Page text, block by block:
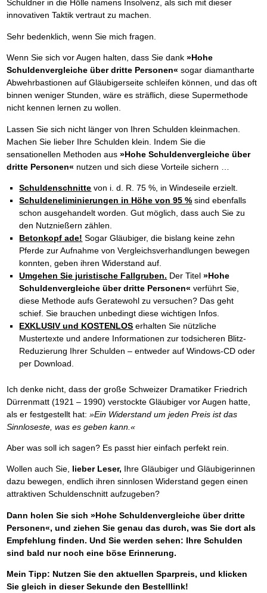
Schuldner in die Hölle namens Insolvenz, als sich mit dieser
innovativen Taktik vertraut zu machen.
Sehr bedenklich, wenn Sie mich fragen.
Wenn Sie sich vor Augen halten, dass Sie dank »Hohe
Schuldenvergleiche über dritte Personen« sogar diamantharte
Abwehrbastionen auf Gläubigerseite schleifen können, und das oft
binnen weniger Stunden, wäre es sträflich, diese Supermethode
nicht kennen lernen zu wollen.
Lassen Sie sich nicht länger von Ihren Schulden kleinmachen.
Machen Sie lieber Ihre Schulden klein. Indem Sie die
sensationellen Methoden aus »Hohe Schuldenvergleiche über
dritte Personen« nutzen und sich diese Vorteile sichern …
Schuldenschnitte von i. d. R. 75 %, in Windeseile erzielt.
Schuldeneliminierungen in Höhe von 95 % sind ebenfalls
schon ausgehandelt worden. Gut möglich, dass auch Sie zu
den Nutznießern zählen.
Betonkopf ade! Sogar Gläubiger, die bislang keine zehn
Pferde zur Aufnahme von Vergleichsverhandlungen bewegen
konnten, geben ihren Widerstand auf.
Umgehen Sie juristische Fallgruben. Der Titel»Hohe
Schuldenvergleiche über dritte Personen« verführt Sie,
diese Methode aufs Geratewohl zu versuchen? Das geht
schief. Sie brauchen unbedingt diese wichtigen Infos.
EXKLUSIV und KOSTENLOS erhalten Sie nützliche
Mustertexte und andere Informationen zur todsicheren Blitz-
Reduzierung Ihrer Schulden – entweder auf Windows-CD oder
per Download.
Ich denke nicht, dass der große Schweizer Dramatiker Friedrich
Dürrenmatt (1921 – 1990) verstockte Gläubiger vor Augen hatte,
als er festgestellt hat: »Ein Widerstand um jeden Preis ist das
Sinnloseste, was es geben kann.«
Aber was soll ich sagen? Es passt hier einfach perfekt rein.
Wollen auch Sie, lieber Leser, Ihre Gläubiger und Gläubigerinnen
dazu bewegen, endlich ihren sinnlosen Widerstand gegen einen
attraktiven Schuldenschnitt aufzugeben?
Dann holen Sie sich »Hohe Schuldenvergleiche über dritte
Personen«, und ziehen Sie genau das durch, was Sie dort als
Empfehlung finden. Und Sie werden sehen: Ihre Schulden
sind bald nur noch eine böse Erinnerung.
Mein Tipp: Nutzen Sie den aktuellen Sparpreis, und klicken
Sie gleich in dieser Sekunde den Bestelllink!